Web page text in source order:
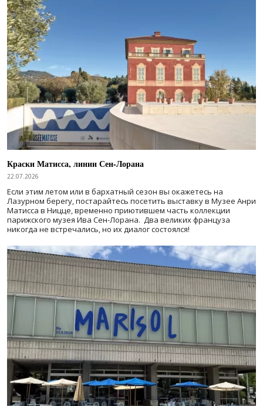
Краски Матисса, линии Сен-Лорана
22.07.2026
Если этим летом или в бархатный сезон вы окажетесь на
Лазурном берегу, постарайтесь посетить выставку в Музее Анри
Матисса в Ницце, временно приютившем часть коллекции
парижского музея Ива Сен-Лорана. Два великих француза
никогда не встречались, но их диалог состоялся!